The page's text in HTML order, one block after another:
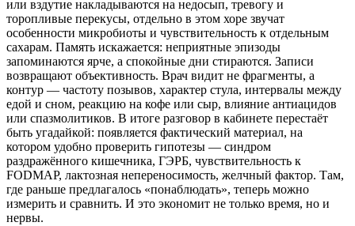
или вздутие накладываются на недосып, тревогу и
торопливые перекусы, отдельно в этом хоре звучат
особенности микробиоты и чувствительность к отдельным
сахарам. Память искажается: неприятные эпизоды
запоминаются ярче, а спокойные дни стираются. Записи
возвращают объективность. Врач видит не фрагменты, а
контур — частоту позывов, характер стула, интервалы между
едой и сном, реакцию на кофе или сыр, влияние антиацидов
или спазмолитиков. В итоге разговор в кабинете перестаёт
быть угадайкой: появляется фактический материал, на
котором удобно проверить гипотезы — синдром
раздражённого кишечника, ГЭРБ, чувствительность к
FODMAP, лактозная непереносимость, желчный фактор. Там,
где раньше предлагалось «понаблюдать», теперь можно
измерить и сравнить. И это экономит не только время, но и
нервы.